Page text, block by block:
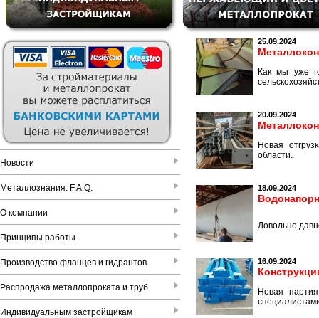
Новости
Металлознания. F.A.Q.
О компании
Принципы работы
Производство фланцев и гидрантов
Распродажа металлопроката и труб
Индивидуальным застройщикам
25.09.2024
Как мы уже
20.09.2024
Новая
области.
18.09.2024
Довольно
16.09.2024
Новая